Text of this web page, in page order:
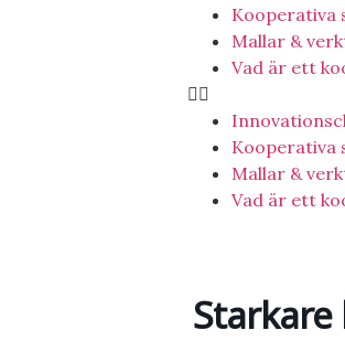
Kooperativa
Mallar &
Vad är ett
Kooperativa
Mallar &
Vad är ett